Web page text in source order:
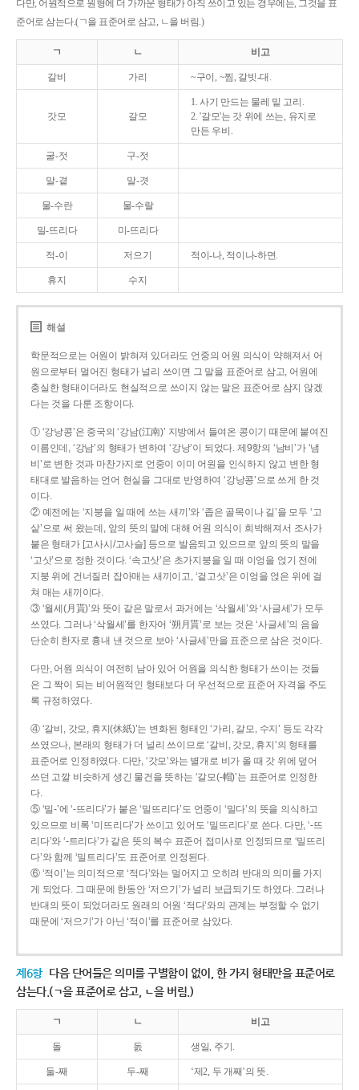
다만, 어원적으로 원형에 더 가까운 형태가 아직 쓰이고 있는 경우에는, 그것을 표
준어로 삼는다.(ㄱ을 표준어로 삼고, ㄴ을 버림.)
ㄱ ㄴ 비고
갈비 가리 ~구이, ~찜, 갈빗-대.
갓모 갈모
1. 사기 만드는 물레 밑 고리.
2. '갈모'는 갓 위에 쓰는, 유지로
만든 우비.
굴-젓 구-젓
말-곁 말-겻
물-수란 물-수랄
밀-뜨리다 미-뜨리다
적-이 저으기 적이-나, 적이나-하면.
휴지 수지
해설
학문적으로는 어원이 밝혀져 있더라도 언중의 어원 의식이 약해져서 어
원으로부터 멀어진 형태가 널리 쓰이면 그 말을 표준어로 삼고, 어원에
충실한 형태이더라도 현실적으로 쓰이지 않는 말은 표준어로 삼지 않겠
다는 것을 다룬 조항이다.
① ‘강낭콩’은 중국의 ‘강남(江南)’ 지방에서 들여온 콩이기 때문에 붙여진
이름인데, ‘강남’의 형태가 변하여 ‘강낭’이 되었다. 제9항의 ‘남비’가 ‘냄
비’로 변한 것과 마찬가지로 언중이 이미 어원을 인식하지 않고 변한 형
태대로 발음하는 언어 현실을 그대로 반영하여 ‘강낭콩’으로 쓰게 한 것
이다.
② 예전에는 ‘지붕을 일 때에 쓰는 새끼’와 ‘좁은 골목이나 길’을 모두 ‘고
샅’으로 써 왔는데, 앞의 뜻의 말에 대해 어원 의식이 희박해져서 조사가
붙은 형태가 [고사시/고사슬] 등으로 발음되고 있으므로 앞의 뜻의 말을
‘고삿’으로 정한 것이다. ‘속고삿’은 초가지붕을 일 때 이엉을 얹기 전에
지붕 위에 건너질러 잡아매는 새끼이고, ‘겉고삿’은 이엉을 얹은 위에 걸
쳐 매는 새끼이다.
③ ‘월세(月貰)’와 뜻이 같은 말로서 과거에는 ‘삭월세’와 ‘사글세’가 모두
쓰였다. 그러나 ‘삭월세’를 한자어 ‘朔月貰’로 보는 것은 ‘사글세’의 음을
단순히 한자로 흉내 낸 것으로 보아 ‘사글세’만을 표준으로 삼은 것이다.
다만, 어원 의식이 여전히 남아 있어 어원을 의식한 형태가 쓰이는 것들
은 그 짝이 되는 비어원적인 형태보다 더 우선적으로 표준어 자격을 주도
록 규정하였다.
④ ‘갈비, 갓모, 휴지(休紙)’는 변화된 형태인 ‘가리, 갈모, 수지’ 등도 각각
쓰였으나, 본래의 형태가 더 널리 쓰이므로 ‘갈비, 갓모, 휴지’의 형태를
표준어로 인정하였다. 다만, ‘갓모’와는 별개로 비가 올 때 갓 위에 덮어
쓰던 고깔 비슷하게 생긴 물건을 뜻하는 ‘갈모(-帽)’는 표준어로 인정한
다.
⑤ ‘밀-’에 ‘-뜨리다’가 붙은 ‘밀뜨리다’도 언중이 ‘밀다’의 뜻을 의식하고
있으므로 비록 ‘미뜨리다’가 쓰이고 있어도 ‘밀뜨리다’로 쓴다. 다만, ‘-뜨
리다’와 ‘-트리다’가 같은 뜻의 복수 표준어 접미사로 인정되므로 ‘밀뜨리
다’와 함께 ‘밀트리다’도 표준어로 인정된다.
⑥ ‘적이’는 의미적으로 ‘적다’와는 멀어지고 오히려 반대의 의미를 가지
게 되었다. 그 때문에 한동안 ‘저으기’가 널리 보급되기도 하였다. 그러나
반대의 뜻이 되었더라도 원래의 어원 ‘적다’와의 관계는 부정할 수 없기
때문에 ‘저으기’가 아닌 ‘적이’를 표준어로 삼았다.
제6항 다음 단어들은 의미를 구별함이 없이, 한 가지 형태만을 표준어로
삼는다.(ㄱ을 표준어로 삼고, ㄴ을 버림.)
ㄱ ㄴ 비고
돌 돐 생일, 주기.
둘-째 두-째 ‘제2, 두 개째’의 뜻.